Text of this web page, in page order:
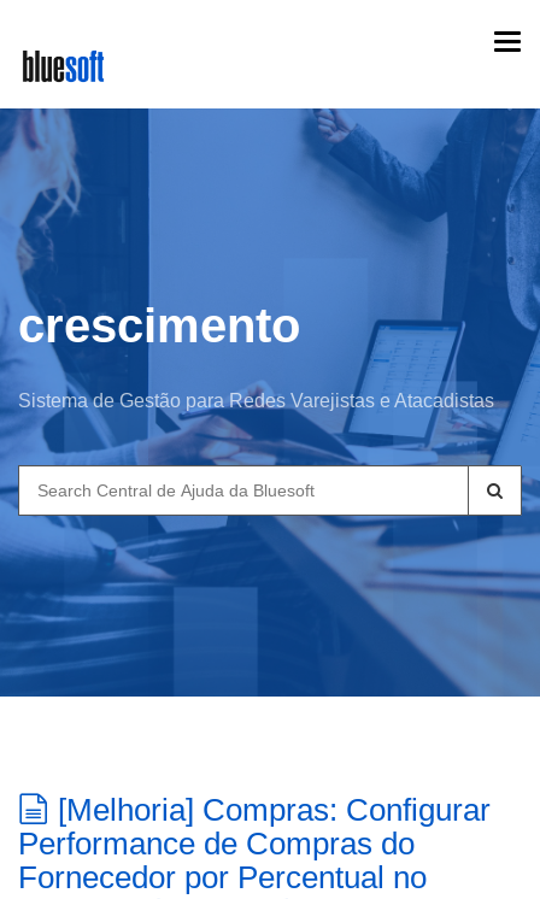
main
content
crescimento
Sistema de Gestão para Redes Varejistas e Atacadistas
Search
for:
[Melhoria] Compras: Configurar
Performance de Compras do
Fornecedor por Percentual no